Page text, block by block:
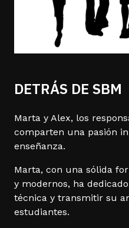
DETRÁS DE SBM
Marta y Alex, los
comparten una pasión
enseñanza.
Marta, con una sólida
y modernos, ha
técnica y transmitir su
estudiantes.